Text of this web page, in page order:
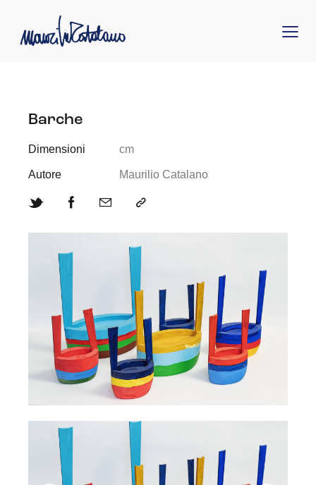
Barche
Dimensioni cm
Autore Maurilio Catalano